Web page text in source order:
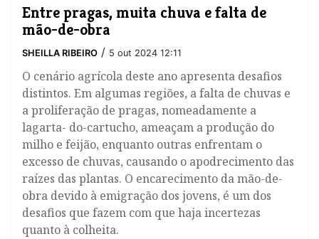
Entre pragas, muita chuva e falta de
mão-de-obra
SHEILLA RIBEIRO / 5 out 2024 12:11
O cenário agrícola deste ano apresenta desafios
distintos. Em algumas regiões, a falta de chuvas e
a proliferação de pragas, nomeadamente a
lagarta- do-cartucho, ameaçam a produção do
milho e feijão, enquanto outras enfrentam o
excesso de chuvas, causando o apodrecimento das
raízes das plantas. O encarecimento da mão-de-
obra devido à emigração dos jovens, é um dos
desafios que fazem com que haja incertezas
quanto à colheita.